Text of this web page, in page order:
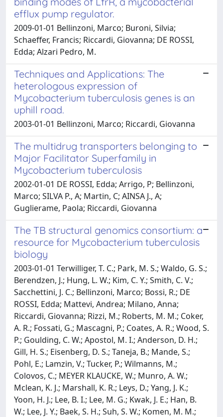
efflux pump regulator.
2009-01-01 Bellinzoni, Marco; Buroni, Silvia;
Schaeffer, Francis; Riccardi, Giovanna; DE ROSSI,
Edda; Alzari Pedro, M.
Techniques and Applications: The
heterologous expression of
Mycobacterium tuberculosis genes is an
uphill road.
2003-01-01 Bellinzoni, Marco; Riccardi, Giovanna
The multidrug transporters belonging to
Major Facilitator Superfamily in
Mycobacterium tuberculosis
2002-01-01 DE ROSSI, Edda; Arrigo, P; Bellinzoni,
Marco; SILVA P., A; Martin, C; AINSA J., A;
Guglierame, Paola; Riccardi, Giovanna
The TB structural genomics consortium: a
resource for Mycobacterium tuberculosis
biology
2003-01-01 Terwilliger, T. C.; Park, M. S.; Waldo, G. S.;
Berendzen, J.; Hung, L. W.; Kim, C. Y.; Smith, C. V.;
Sacchettini, J. C.; Bellinzoni, Marco; Bossi, R.; DE
ROSSI, Edda; Mattevi, Andrea; Milano, Anna;
Riccardi, Giovanna; Rizzi, M.; Roberts, M. M.; Coker,
A. R.; Fossati, G.; Mascagni, P.; Coates, A. R.; Wood, S.
P.; Goulding, C. W.; Apostol, M. I.; Anderson, D. H.;
Gill, H. S.; Eisenberg, D. S.; Taneja, B.; Mande, S.;
Pohl, E.; Lamzin, V.; Tucker, P.; Wilmanns, M.;
Colovos, C.; MEYER KLAUCKE, W.; Munro, A. W.;
Mclean, K. J.; Marshall, K. R.; Leys, D.; Yang, J. K.;
Yoon, H. J.; Lee, B. I.; Lee, M. G.; Kwak, J. E.; Han, B.
W.; Lee, J. Y.; Baek, S. H.; Suh, S. W.; Komen, M. M.;